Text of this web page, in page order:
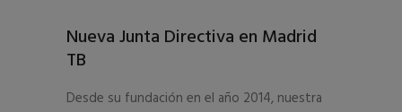
Nueva Junta Directiva en Madrid
TB
Desde su fundación en el año 2014, nuestra